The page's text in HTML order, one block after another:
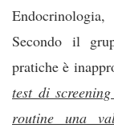
Secondo il
pratiche è
test di
routine una